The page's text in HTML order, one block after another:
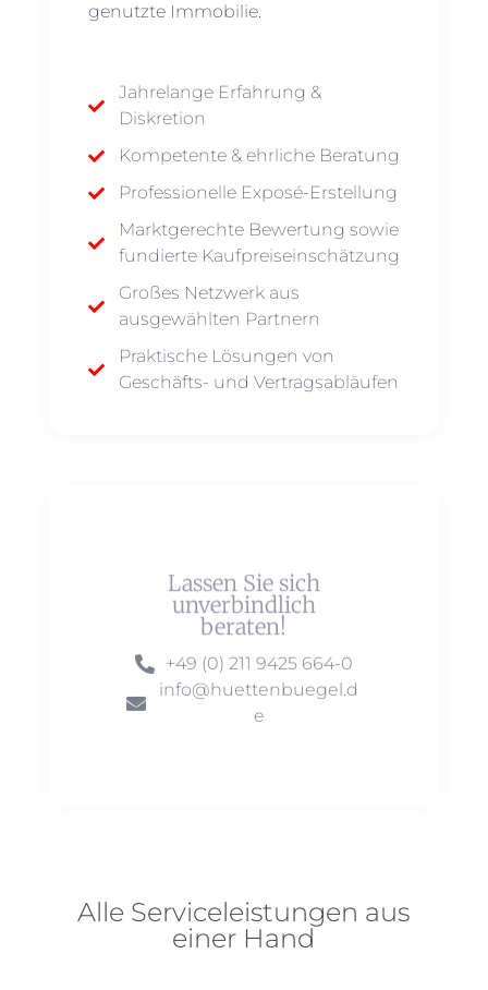
genutzte Immobilie.
Jahrelange Erfahrung &
Diskretion
Kompetente & ehrliche Beratung
Professionelle Exposé-Erstellung
Marktgerechte Bewertung sowie
fundierte Kaufpreiseinschätzung
Großes Netzwerk aus
ausgewählten Partnern
Praktische Lösungen von
Geschäfts- und Vertragsabläufen
Lassen Sie sich
unverbindlich
beraten!
+49 (0) 211 9425 664-0
info@huettenbuegel.d
e
Alle Serviceleistungen aus
einer Hand